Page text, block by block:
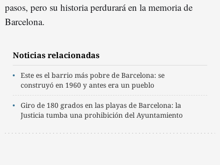
pasos, pero su historia perdurará en la memoria de
Barcelona.
Noticias relacionadas
Este es el barrio más pobre de Barcelona: se
construyó en 1960 y antes era un pueblo
Giro de 180 grados en las playas de Barcelona: la
Justicia tumba una prohibición del Ayuntamiento